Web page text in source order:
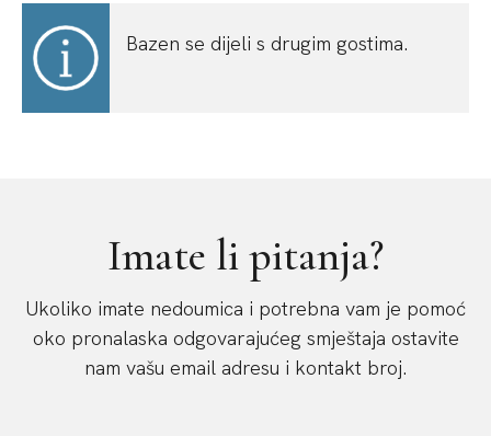
Bazen se dijeli s drugim gostima.
Imate li pitanja?
Ukoliko imate nedoumica i potrebna vam je pomoć
oko pronalaska odgovarajućeg smještaja ostavite
nam vašu email adresu i kontakt broj.